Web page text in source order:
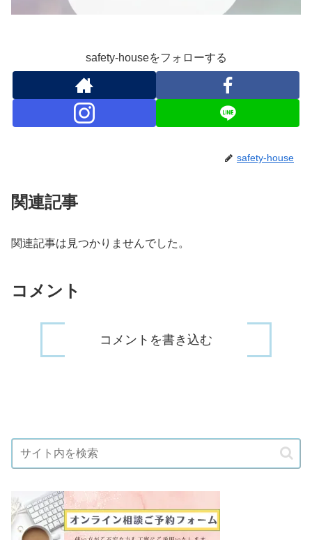
safety-houseをフォローする
safety-house
関連記事
関連記事は見つかりませんでした。
コメント
コメントを書き込む